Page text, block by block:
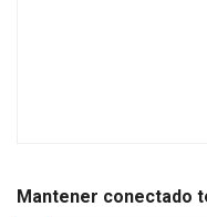
Mantener conectado